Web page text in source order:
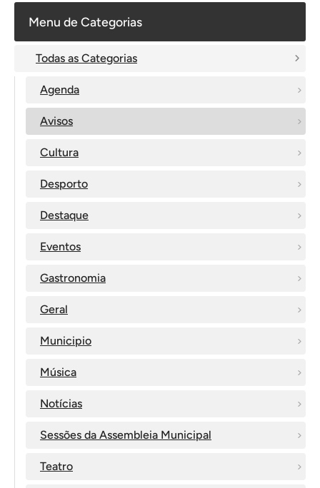
Menu de Categorias
Todas as Categorias
Agenda
Avisos
Cultura
Desporto
Destaque
Eventos
Gastronomia
Geral
Municipio
Música
Notícias
Sessões da Assembleia Municipal
Teatro